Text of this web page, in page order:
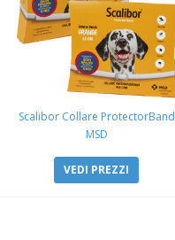
Scalibor Collare ProtectorBand
MSD
VEDI PREZZI